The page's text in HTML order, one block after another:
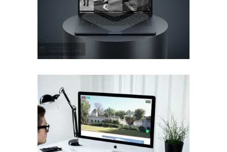
Diseño Web para Estancia
Trabajos Web